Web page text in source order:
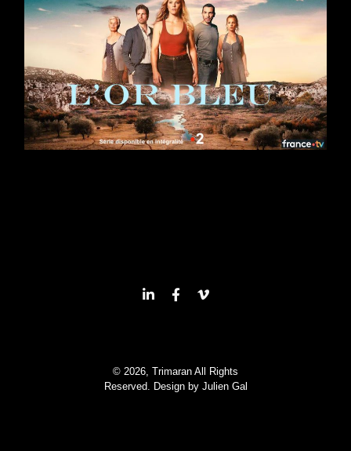
Séries
8 x 52
Saga familiale/ Drame/Thriller
Casting : Barbara Probst, Tom Leeb, Valérie Karsenti, Marie
Kremer, Samir
Production : Banijay France, France Télévisions
© 2026, Trimaran All Rights
Reserved. Design byJulien Gal